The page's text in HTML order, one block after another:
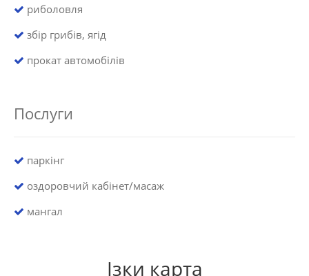
риболовля
збір грибів, ягід
прокат автомобілів
Послуги
паркінг
оздоровчий кабінет/масаж
мангал
Ізки карта